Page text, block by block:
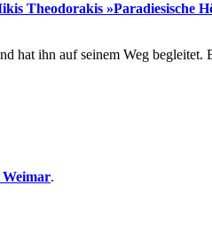
Theodorakis »Paradiesische
hat ihn auf seinem Weg
Weimar.